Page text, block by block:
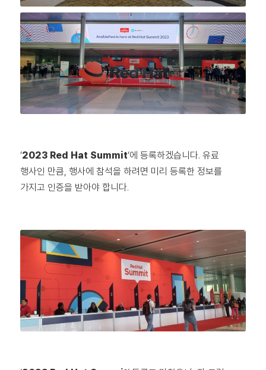
‘2023 Red Hat Summit‘에 등록하겠습니다. 유료
행사인 만큼, 행사에 참석을 하려면 미리 등록한 정보를
가지고 인증을 받아야 합니다.